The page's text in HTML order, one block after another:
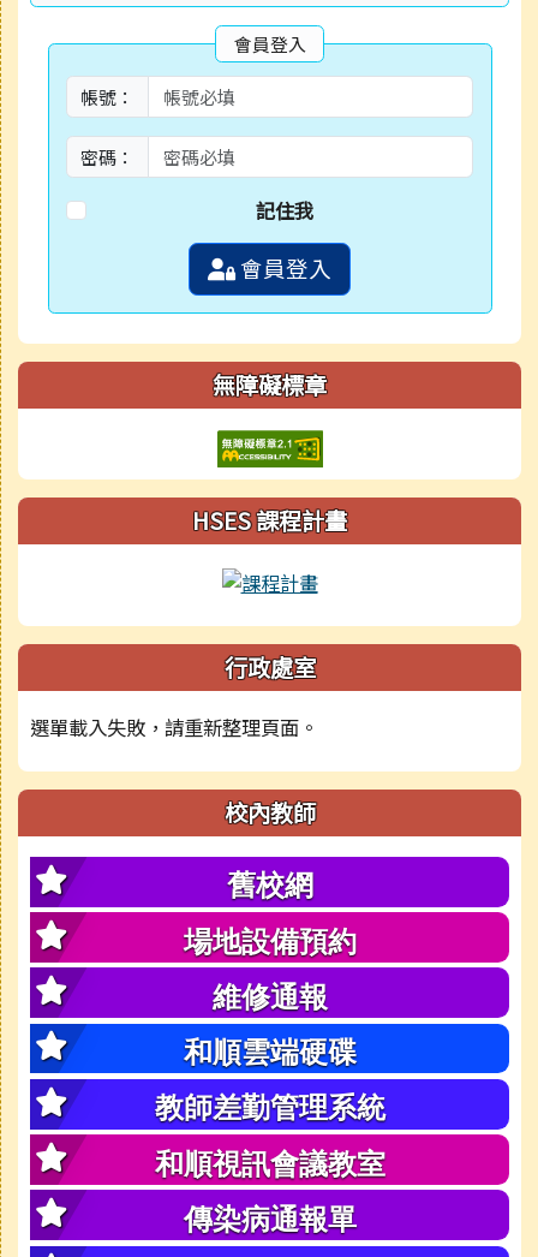
會員登入
帳號：
密碼：
記住我
會員登入
無障礙標章
HSES 課程計畫
行政處室
選單載入失敗，請重新整理頁面。
校內教師
舊校網
場地設備預約
維修通報
和順雲端硬碟
教師差勤管理系統
和順視訊會議教室
傳染病通報單